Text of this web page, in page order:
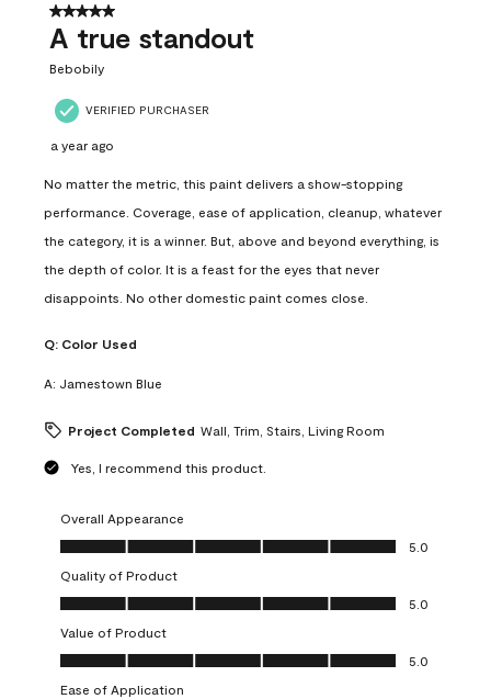
5 out of 5 stars.
A true standout
Bebobily
VERIFIED PURCHASER
a year ago
No matter the metric, this paint delivers a show-stopping
performance. Coverage, ease of application, cleanup, whatever
the category, it is a winner. But, above and beyond everything, is
the depth of color. It is a feast for the eyes that never
disappoints. No other domestic paint comes close.
Q: Color Used
A: Jamestown Blue
Project Completed Wall, Trim, Stairs, Living Room
Yes, I recommend this product.
Overall Appearance
Overall Appearance, 5.0 out of 5
5.0
Quality of Product
Quality of Product, 5.0 out of 5
5.0
Value of Product
Value of Product, 5.0 out of 5
5.0
Ease of Application